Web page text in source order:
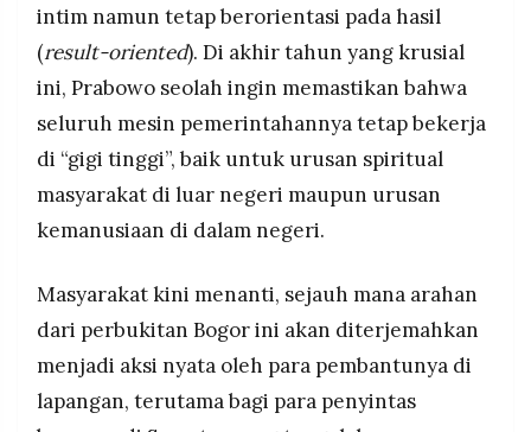
intim namun tetap berorientasi pada hasil
(result-oriented). Di akhir tahun yang krusial
ini, Prabowo seolah ingin memastikan bahwa
seluruh mesin pemerintahannya tetap bekerja
di “gigi tinggi”, baik untuk urusan spiritual
masyarakat di luar negeri maupun urusan
kemanusiaan di dalam negeri.
Masyarakat kini menanti, sejauh mana arahan
dari perbukitan Bogor ini akan diterjemahkan
menjadi aksi nyata oleh para pembantunya di
lapangan, terutama bagi para penyintas